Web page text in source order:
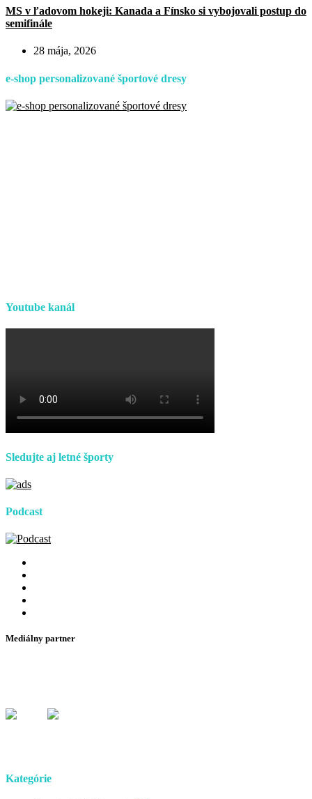
MS v ľadovom hokeji: Kanada a Fínsko si vybojovali postup do
semifinále
28 mája, 2026
e-shop personalizované športové dresy
Youtube kanál
Sledujte aj letné športy
Podcast
Mediálny partner
Kategórie